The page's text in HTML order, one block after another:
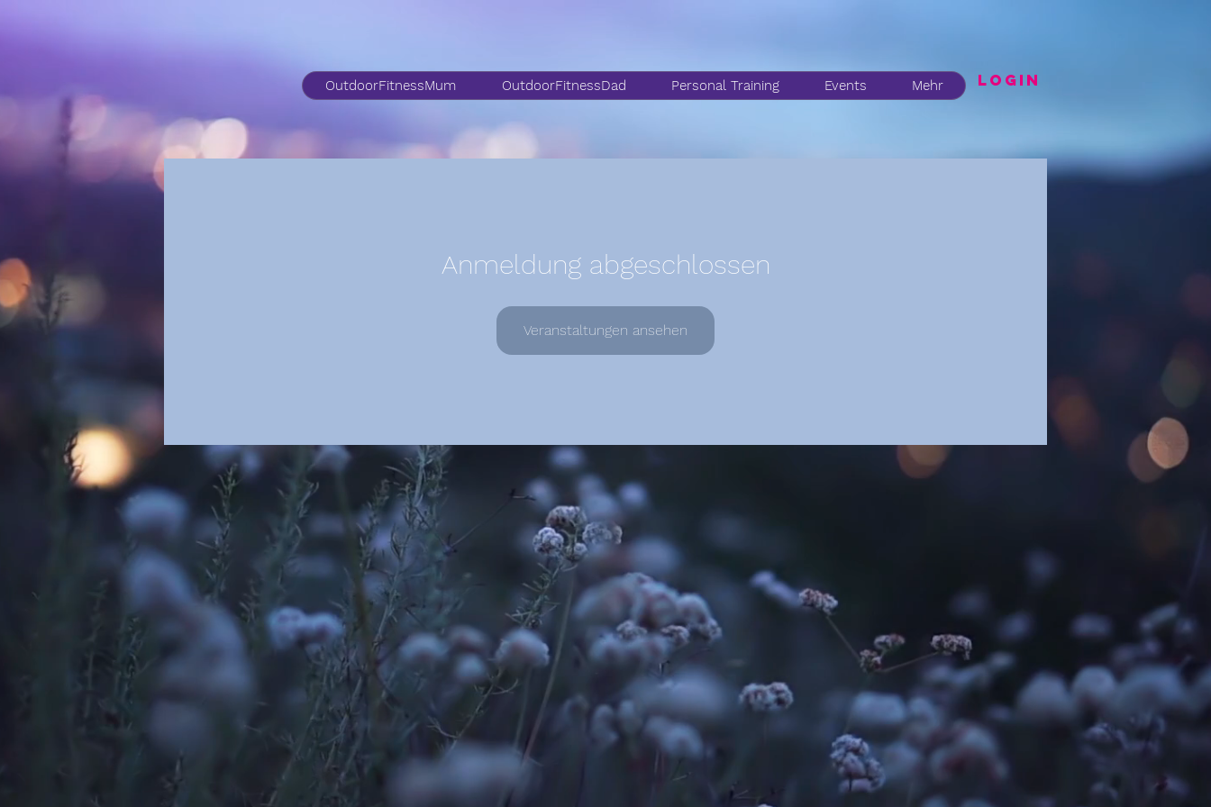
OutdoorFitnessMum OutdoorFitnessDad Personal Training Events Mehr LogIN
Anmeldung abgeschlossen
Veranstaltungen ansehen